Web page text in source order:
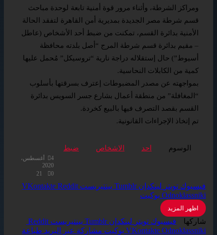
ومراكز الشرطة، وأثناء مرور قوة أمنية تابعة لوحدة مباحث
قسم شرطة مصر الجديدة بمديرية أمن القاهرة لتفقد الحالة
الأمنية بدائرة القسم، تمكنت من ضبط أحد الأشخاص (عاطل
– مقيم بدائرة قسم شرطة المرج “أصل بلدته محافظة
أسيوط”) حال إستقلاله دراجة نارية “تروسيكل” مُحمل عليها
كمية من الكابلات النحاسية.
بمواجهته عن مصدر المضبوطات إعترف بسرقتها بأسلوب
“المغافلة” من منطقة أعمال بشارع جسر السويس بدائرة
القسم بقصد التصرف فيها بالبيع كخردة.
تم إتخاذ الإجراءات القانونية.
الوسوم احد الاشخاص ضبط
4 أغسطس،
2020
0
21
فيسبوك تويتر لينكدإن بينتيريست
Odnoklassniki بوكيت
اظهر المزيد
شاركها فيسبوك تويتر لينكدإن بينتيريست
VKontakte Odnoklassniki بوكيت مشاركة عبر البريد طباعة